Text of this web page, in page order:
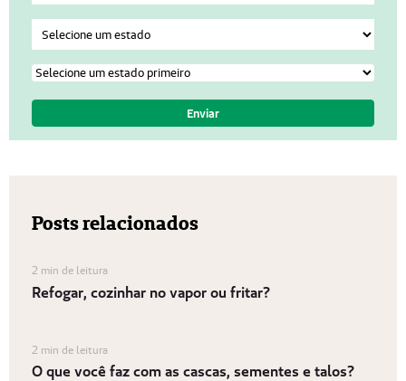
Posts relacionados
2 min de leitura
Refogar, cozinhar no vapor ou fritar?
2 min de leitura
O que você faz com as cascas, sementes e talos?